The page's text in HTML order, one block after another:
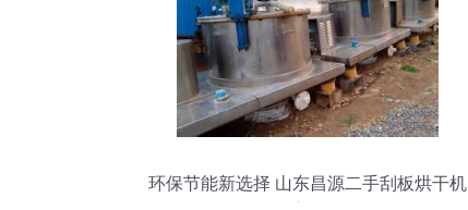
环保节能新选择 山东昌源二手刮板烘干机